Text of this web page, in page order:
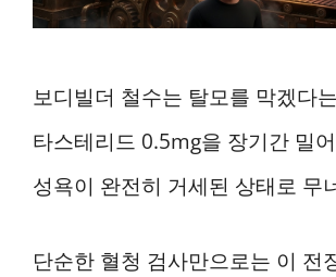
보디빌더 철수는 탈모를 막겠다
타스테리드 0.5mg을 장기간 밀
성욕이 완전히 거세된 상태로 무
단순한 혈청 검사만으로는 이 전